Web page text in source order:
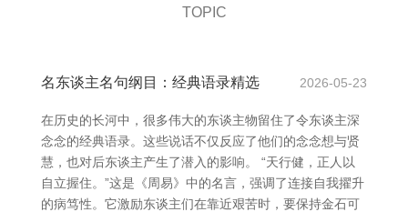
TOPIC
名东谈主名句纲目：经典语录精选 2026-05-23
在历史的长河中，很多伟大的东谈主物留住了令东谈主深
念念的经典语录。这些说话不仅反应了他们的念念想与贤
慧，也对后东谈主产生了潜入的影响。 “天行健，正人以
自立握住。”这是《周易》中的名言，强调了连接自我擢升
的病笃性。它激励东谈主们在靠近艰苦时，要保持金石可